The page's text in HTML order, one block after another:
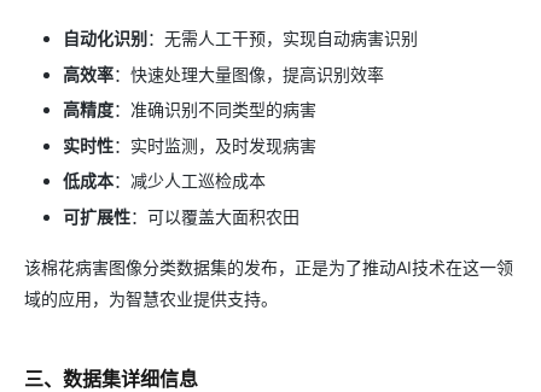
自动化识别 ：无需人工干预，实现自动病害识别
高效率：快速处理大量图像，提高识别效率
高精度：准确识别不同类型的病害
实时性：实时监测，及时发现病害
低成本：减少人工巡检成本
可扩展性：可以覆盖大面积农田
该棉花病害图像分类数据集的发布，正是为了推动AI技术在这一领
域的应用，为智慧农业提供支持。
三、数据集详细信息